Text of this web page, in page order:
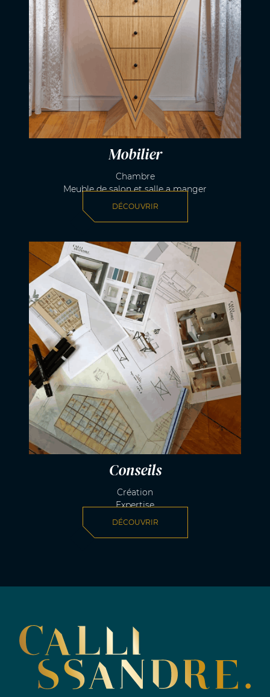
Mobilier
Chambre
Meuble de salon et salle a manger
DÉCOUVRIR
Conseils
Création
Expertise
DÉCOUVRIR